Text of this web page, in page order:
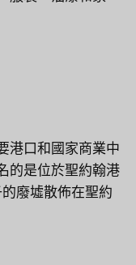
港口和國家商業中
的是位於聖約翰港
廢墟散佈在聖約